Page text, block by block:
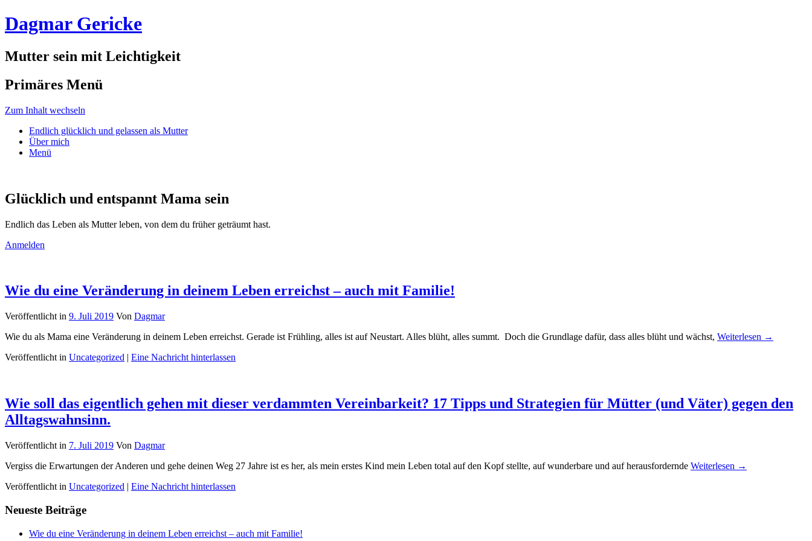
Dagmar Gericke
Mutter sein mit Leichtigkeit
Primäres Menü
Zum Inhalt wechseln
Endlich glücklich und gelassen als Mutter
Über mich
Menü
Glücklich und entspannt Mama sein
Endlich das Leben als Mutter leben, von dem du früher geträumt hast.
Anmelden
Wie du eine Veränderung in deinem Leben erreichst – auch mit Familie!
Veröffentlicht in 9. Juli 2019 Von Dagmar
Wie du als Mama eine Veränderung in deinem Leben erreichst. Gerade ist Frühling, alles ist auf Neustart. Alles blüht, alles summt. Doch die Grundlage dafür, dass alles blüht und wächst, Weiterlesen →
Veröffentlicht in Uncategorized | Eine Nachricht hinterlassen
Wie soll das eigentlich gehen mit dieser verdammten Vereinbarkeit? 17 Tipps und Strategien für Mütter (und Väter) gegen den
Alltagswahnsinn.
Veröffentlicht in 7. Juli 2019 Von Dagmar
Vergiss die Erwartungen der Anderen und gehe deinen Weg 27 Jahre ist es her, als mein erstes Kind mein Leben total auf den Kopf stellte, auf wunderbare und auf herausfordernde Weiterlesen →
Veröffentlicht in Uncategorized | Eine Nachricht hinterlassen
Neueste Beiträge
Wie du eine Veränderung in deinem Leben erreichst – auch mit Familie!